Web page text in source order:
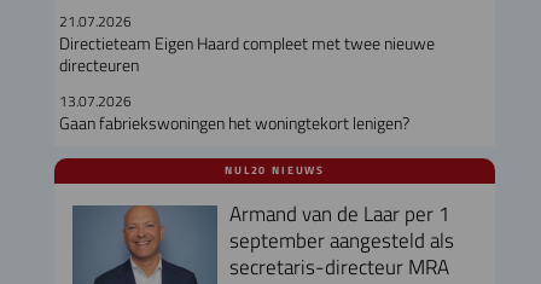
21.07.2026
Directieteam Eigen Haard compleet met twee nieuwe
directeuren
13.07.2026
Gaan fabriekswoningen het woningtekort lenigen?
NUL20 NIEUWS
Armand van de Laar per 1
september aangesteld als
secretaris-directeur MRA